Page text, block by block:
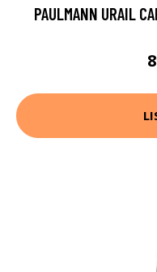
PAULMANN URAIL